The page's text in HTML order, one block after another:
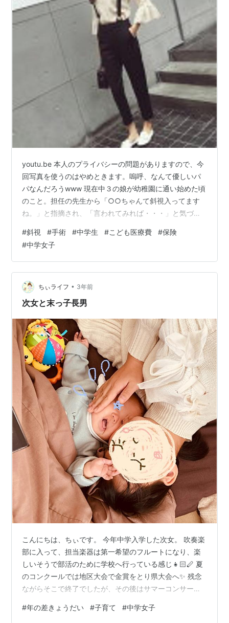
youtu.be 本人のプライバシーの問題がありますので、今
回写真を使うのはやめときます。嗚呼、なんて優しいパ
パなんだろうwww 現在中３の娘が幼稚園に通い始めた頃
のこと。担任の先生から「○○ちゃんて斜視入ってます
ね。」と指摘され、「言われてみれば・・・」と気づく
いて気にしている様子はありませんでしたが、親の立場
からすると「何とかしたいな。」という思いかずっとあ
りました。小学生の時に「手術しようか？」って聞いた
ら、「怖いから嫌だ。」というので、それ以降その話は
保留になってましたが、最近になってやっと本人もその
気になったようなので、今年の１月に静…
#斜視 #手術 #中学生 #こども医療費 #保険
#中学女子
ちぃライフ • 3年前
次女と末っ子長男
こんにちは、ちぃです。 今年中学入学した次女。 吹奏楽
部に入って、担当楽器は第一希望のフルートになり、楽
しいそうで部活のために学校へ行っている感じ👧🏻🪈 夏
のコンクールでは地区大会で金賞をとり県大会へ✨ 残念
ながらそこで終了でしたが、その後はサマーコンサート
緒に活動してきた3年生が引退するので三送会🎉 3年生を
#年の差きょうだい #子育て #中学女子